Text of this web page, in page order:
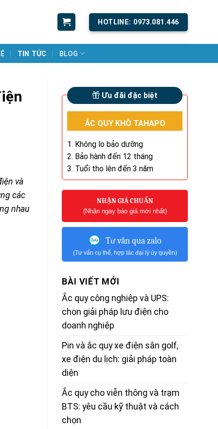
HOTLINE: 0973.081.446
TIN TỨC BLOG
và
các
nhau
Ưu đãi đặc biệt
ẮC QUY KHÔ TAHAPO
1. Không lo bảo dưỡng
2. Bảo hành đến 12 tháng
3. Tuổi thọ lên đến 3 năm
NHẬN GIÁ CHUẨN
(Nhận ngay báo giá mới nhất)
Tư vấn qua zalo
(Tư vấn cụ thể, hợp tác đại lý ủy quyền)
BÀI VIẾT MỚI
Ắc quy công nghiệp và UPS:
chọn giải pháp lưu điện cho
doanh nghiệp
Pin và ắc quy xe điện sân golf,
xe điện du lịch: giải pháp toàn
diện
Ắc quy cho viễn thông và trạm
BTS: yêu cầu kỹ thuật và cách
chọn